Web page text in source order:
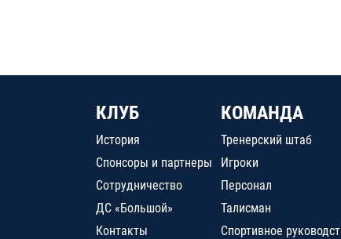
КЛУБ
История
Спонсоры и партнеры
Сотрудничество
ДС «Большой»
Контакты
КОМАНДА
Тренерский штаб
Игроки
Персонал
Талисман
Спортивное